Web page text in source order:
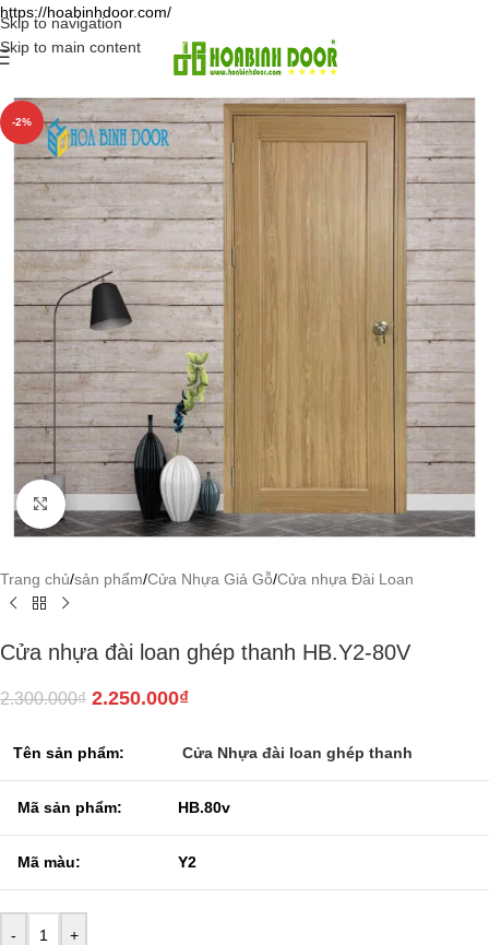
https://hoabinhdoor.com/
Skip to navigation
Skip to main content
-2%
Click to enlarge
Trang chủ/sản phẩm/Cửa Nhựa Giả Gỗ/Cửa nhựa Đài Loan
Cửa nhựa đài loan ghép thanh HB.Y2-80V
2.300.000₫ 2.250.000₫
Tên sản phẩm: Cửa Nhựa đài loan ghép thanh
Mã sản phẩm: HB.80v
Mã màu: Y2
- +